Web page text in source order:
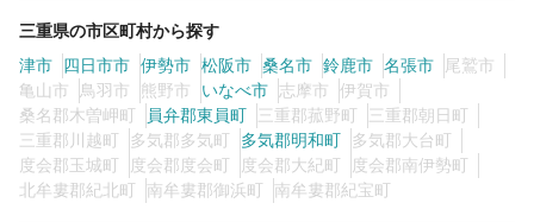
三重県の市区町村から探す
津市
四日市市 伊勢市 松阪市 桑名市 鈴鹿市 名張市
尾鷲市
亀山市
鳥羽市 熊野市 いなべ市 志摩市
伊賀市
桑名郡木曽岬町
員弁郡東員町 三重郡菰野町
三重郡朝日町
三重郡川越町
多気郡多気町 多気郡明和町
多気郡大台町
度会郡玉城町
度会郡度会町 度会郡大紀町
度会郡南伊勢町
北牟婁郡紀北町
南牟婁郡御浜町 南牟婁郡紀宝町